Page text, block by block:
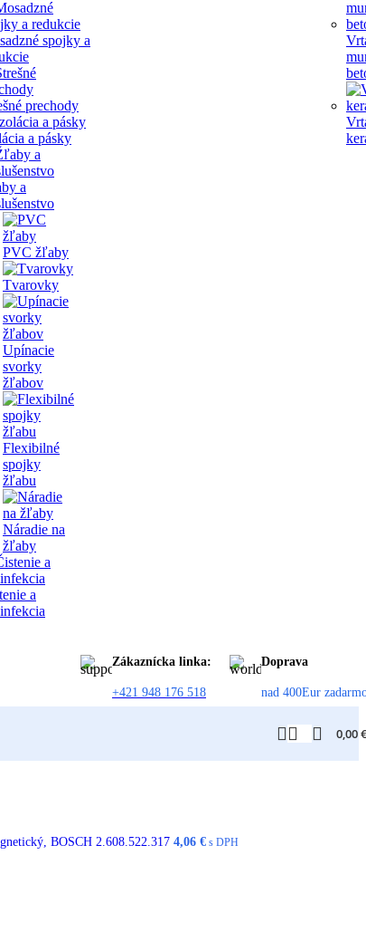
spojky a
prechody
a pásky
a
PVC žľaby
Tvarovky
Upínacie
svorky
žľabov
Flexibilné
spojky
žľabu
Náradie na
žľaby
a
Zákaznícka linka:
+421 948 176 518
Doprava
nad 400Eur
0,00
BOSCH 2.608.522.317 4,06 € s DPH